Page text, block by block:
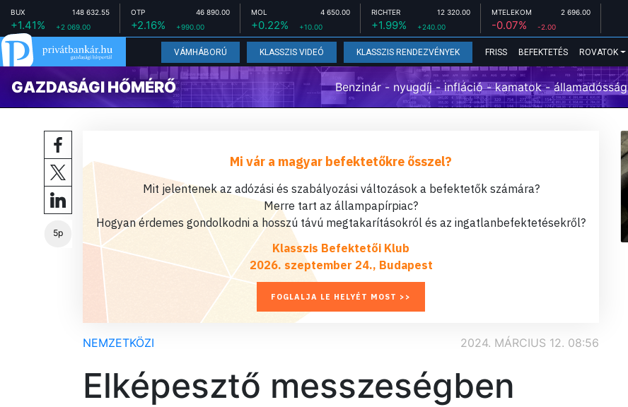
BUX 148 632.55
+1.41% +2 069.00
OTP 46 890.00
+2.16% +990.00
MOL 4 650.00
+0.22% +10.00
RICHTER 12 320.00
+1.99% +240.00
MTELEKOM 2 696.00
-0.07% -2.00
VÁMHÁBORÚ KLASSZIS VIDEÓ KLASSZIS RENDEZVÉNYEK FRISS BEFEKTETÉS ROVATOK
GAZDASÁGI HŐMÉRŐ Benzinár - nyugdíj - infláció - kamatok - államadósság
5p
Mi vár a magyar befektetőkre ősszel?
Mit jelentenek az adózási és szabályozási változások a befektetők számára?
Merre tart az állampapírpiac?
Hogyan érdemes gondolkodni a hosszú távú megtakarításokról és az ingatlanbefektetésekről?
Klasszis Befektetői Klub
2026. szeptember 24., Budapest
FOGLALJA LE HELYÉT MOST >>
NEMZETKÖZI 2024. MÁRCIUS 12. 08:56
Elképesztő messzeségben